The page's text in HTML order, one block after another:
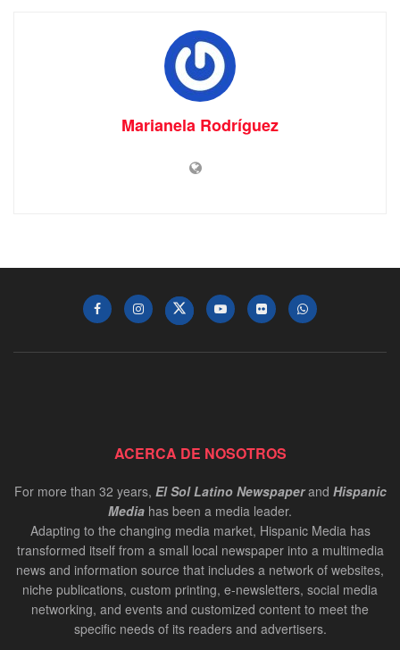
Marianela Rodríguez
ACERCA DE NOSOTROS
For more than 32 years, El Sol Latino Newspaperand Hispanic
Media has been a media leader.
Adapting to the changing media market, Hispanic Media has
transformed itself from a small local newspaper into a multimedia
news and information source that includes a network of websites,
niche publications, custom printing, e-newsletters, social media
networking, and events and customized content to meet the
specific needs of its readers and advertisers.